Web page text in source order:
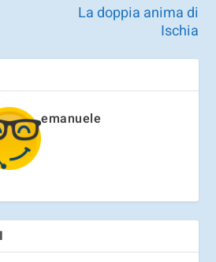
La doppia anima di
Ischia
emanuele